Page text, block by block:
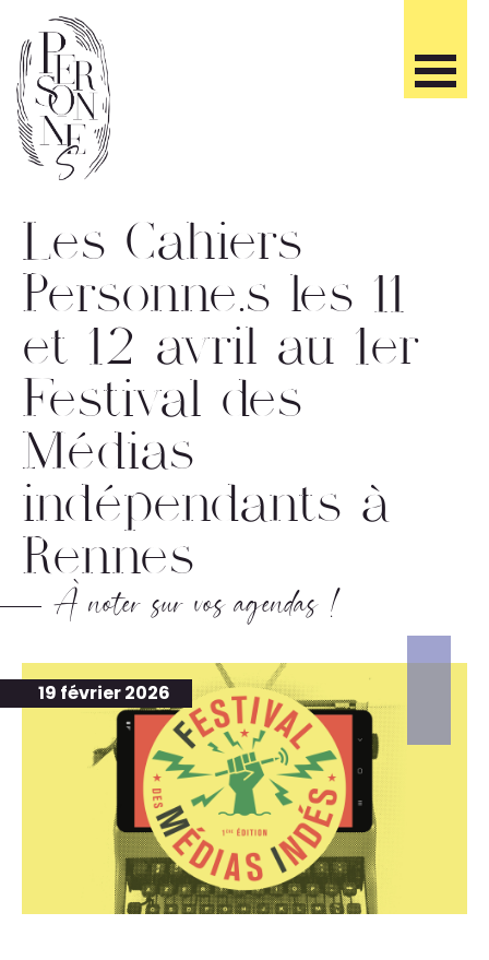
content
Les
Cahiers
Personnes
Les Cahiers
Personne.s les 11
et 12 avril au 1er
Festival des
Médias
indépendants à
Rennes
À noter sur vos agendas !
19 février 2026